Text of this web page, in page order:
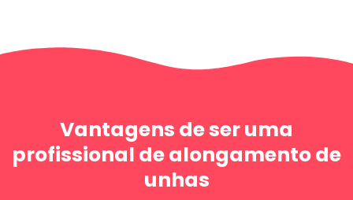
Vantagens de ser uma
profissional de alongamento de
unhas